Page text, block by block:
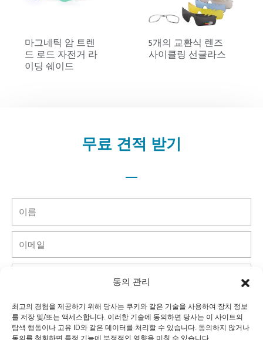
동의 관리
최고의 경험을 제공하기 위해 당사는 쿠키와 같은 기술을 사용하여 장치 정보
를 저장 및/또는 액세스합니다. 이러한 기술에 동의하면 당사는 이 사이트의
탐색 행동이나 고유 ID와 같은 데이터를 처리할 수 있습니다. 동의하지 않거나
마그네틱 암 트렌
드 로드 자전거 라
이딩 쉐이드
5개의 교환식 렌즈
사이클링 선글라스
무료 견적 받기
일
폰
국
가
회